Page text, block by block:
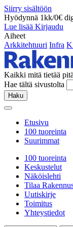
Siirry sisältöön
Hyödynnä 1kk/0€
Lue lisää Kirjaudu
Aiheet
Arkkitehtuuri Infra
Kaikki mitä tietää
Hae tältä sivustolta
Haku
Etusivu
100 tuoreinta
Suurimmat
100 tuoreinta
Keskustelut
Näköislehti
Tilaa
Uutiskirje
Toimitus
Yhteystiedot